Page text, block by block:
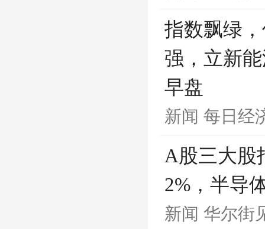
指数飘绿
强，立新
早盘
新闻 每日经
A股三大股
2%，半导
新闻 华尔街